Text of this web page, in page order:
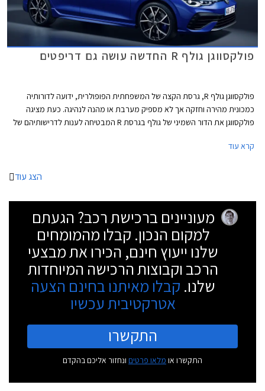
פולקסווגן גולף R החדשה עושה גם דריפטים
פולקסווגן גולף R, גרסת הקצה של המשפחתית הפופולרית, ידועה לדורותיה
כמכונית מהירה וחזקה אך לא מספיק מערבת או מהנה לנהיגה. כעת מציגה
פולקסווגן את הדור השמיני של גולף בגרסת R המבטיחה לענות לדרישותיהם של
קרא עוד
הצג עוד
מעוניינים ברכישת רכב? הגעתם
למקום הנכון. קבלו מהמומחים
שלנו ייעוץ חינם, הכירו את מבצעי
הרכב וקבוצות הרכישה המיוחדות
שלנו. קבלו מאיתנו בחינם הצעה
אטרקטיבית עכשיו
התקשרו
התקשרו או מלאו פרטים ונחזור אליכם בהקדם